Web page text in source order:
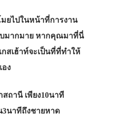
ยไปในหน้าที่การงาน
มากมาย หากคุณมาที่นี่
กสเฮ้าท์จะเป็นที่ที่ทำให้
อง
สถานี เพียง10นาที
นาทีถึงชายหาด